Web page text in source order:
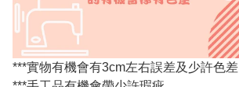
***實物有機會有3cm左右誤差及少許色差